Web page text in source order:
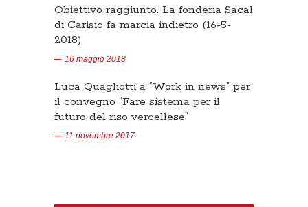
Obiettivo raggiunto. La fonderia Sacal
di Carisio fa marcia indietro (16-5-
2018)
16 maggio 2018
Luca Quagliotti a “Work in news” per
il convegno “Fare sistema per il
futuro del riso vercellese”
11 novembre 2017